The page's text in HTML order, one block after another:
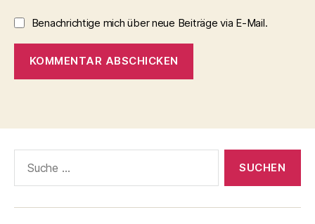
Benachrichtige mich über neue Beiträge via E-Mail.
nach: